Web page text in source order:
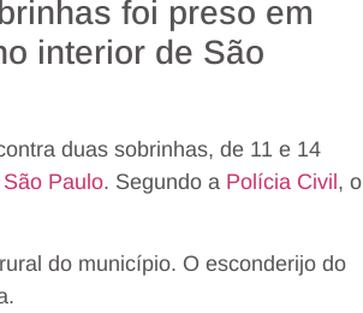
foi preso em
interior de São
duas sobrinhas, de 11 e 14
São Paulo. Segundo a Polícia Civil, o
do município. O esconderijo do